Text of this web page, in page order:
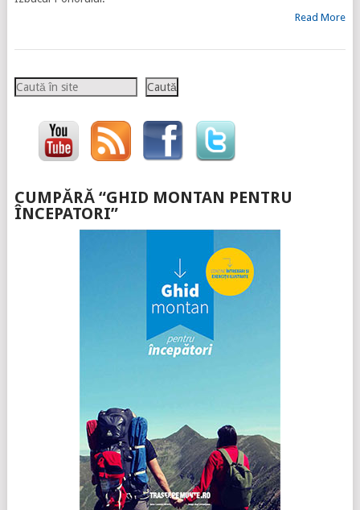
Read More
Caută Caută
CUMPĂRĂ “GHID MONTAN PENTRU
ÎNCEPATORI”